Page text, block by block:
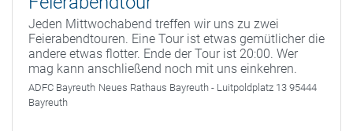
Jeden Mittwochabend treffen wir uns zu zwei
Feierabendtouren. Eine Tour ist etwas gemütlicher die
andere etwas flotter. Ende der Tour ist 20:00. Wer
mag kann anschließend noch mit uns einkehren.
ADFC Bayreuth Neues Rathaus Bayreuth - Luitpoldplatz 13 95444
Bayreuth